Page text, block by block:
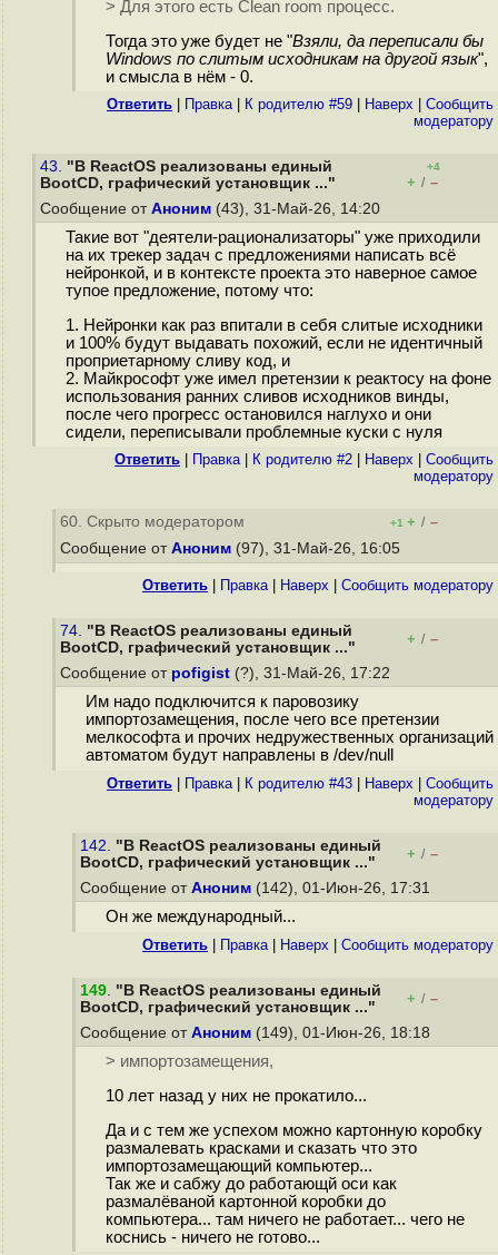
> Для этого есть Clean room процесс.
Тогда это уже будет не "Взяли, да переписали бы
Windows по слитым исходникам на другой язык",
и смысла в нём - 0.
Ответить Правка| К родителю #59 Наверх
Cообщить
модератору
43. "В ReactOS реализованы единый
BootCD, графический установщик ..."
+4
+ / –
Сообщение от Аноним (43), 31-Май-26, 14:20
Такие вот "деятели-рационализаторы" уже приходили
на их трекер задач с предложениями написать всё
нейронкой, и в контексте проекта это наверное самое
тупое предложение, потому что:
1. Нейронки как раз впитали в себя слитые исходники
и 100% будут выдавать похожий, если не идентичный
проприетарному сливу код, и
2. Майкрософт уже имел претензии к реактосу на фоне
использования ранних сливов исходников винды,
после чего прогресс остановился наглухо и они
сидели, переписывали проблемные куски с нуля
Ответить Правка| К родителю #2 Наверх
Cообщить
модератору
60. Скрыто модератором +1 + / –
Сообщение от Аноним (97), 31-Май-26, 16:05
Ответить Правка| Наверх Cообщить модератору
74. "В ReactOS реализованы единый
BootCD, графический установщик ..."
+ / –
Сообщение от pofigist (?), 31-Май-26, 17:22
Им надо подключится к паровозику
импортозамещения, после чего все претензии
мелкософта и прочих недружественных организаций
автоматом будут направлены в /dev/null
Ответить Правка| К родителю #43 Наверх
Cообщить
модератору
142. "В ReactOS реализованы единый
BootCD, графический установщик ..."
+ / –
Сообщение от Аноним (142), 01-Июн-26, 17:31
Он же международный...
Ответить Правка| Наверх Cообщить модератору
149. "В ReactOS реализованы единый
BootCD, графический установщик ..."
+ / –
Сообщение от Аноним (149), 01-Июн-26, 18:18
> импортозамещения,
10 лет назад у них не прокатило...
Да и с тем же успехом можно картонную коробку
размалевать красками и сказать что это
импортозамещающий компьютер...
Так же и сабжу до работающй оси как
размалёваной картонной коробки до
компьютера... там ничего не работает... чего не
коснись - ничего не готово...